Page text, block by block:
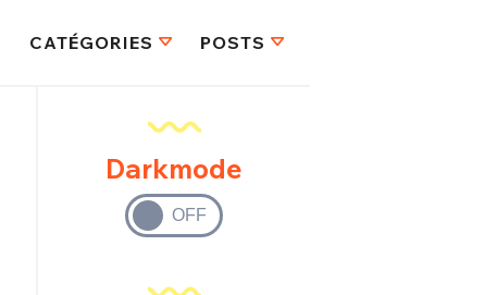
CATÉGORIES POSTS
Darkmode